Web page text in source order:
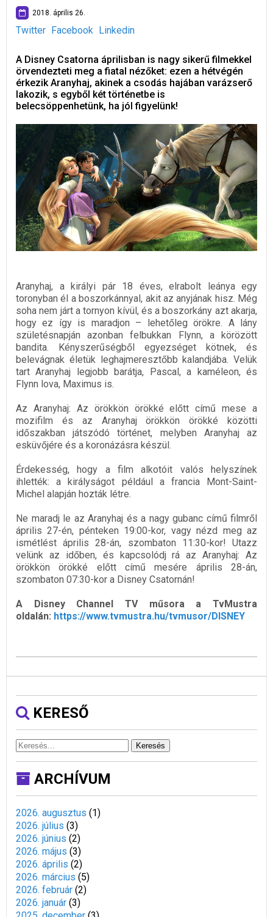
2018. április 26.
Twitter Facebook Linkedin
A Disney Csatorna áprilisban is nagy sikerű filmekkel
örvendezteti meg a fiatal nézőket: ezen a hétvégén
érkezik Aranyhaj, akinek a csodás hajában varázserő
lakozik, s egyből két történetbe is
belecsöppenhetünk, ha jól figyelünk!
Aranyhaj, a királyi pár 18 éves, elrabolt leánya egy
toronyban él a boszorkánnyal, akit az anyjának hisz. Még
soha nem járt a tornyon kívül, és a boszorkány azt akarja,
hogy ez így is maradjon – lehetőleg örökre. A lány
születésnapján azonban felbukkan Flynn, a körözött
bandita. Kényszerűségből egyezséget kötnek, és
belevágnak életük leghajmeresztőbb kalandjába. Velük
tart Aranyhaj legjobb barátja, Pascal, a kaméleon, és
Flynn lova, Maximus is.
Az Aranyhaj: Az örökkön örökké előtt című mese a
mozifilm és az Aranyhaj örökkön örökké közötti
időszakban játszódó történet, melyben Aranyhaj az
esküvőjére és a koronázásra készül.
Érdekesség, hogy a film alkotóit valós helyszínek
ihlették: a királyságot például a francia Mont-Saint-
Michel alapján hozták létre.
Ne maradj le az Aranyhaj és a nagy gubanc című filmről
április 27-én, pénteken 19:00-kor, vagy nézd meg az
ismétlést április 28-án, szombaton 11:30-kor! Utazz
velünk az időben, és kapcsolódj rá az Aranyhaj: Az
örökkön örökké előtt című mesére április 28-án,
szombaton 07:30-kor a Disney Csatornán!
A Disney Channel TV műsora a TvMustra
oldalán: https://www.tvmustra.hu/tvmusor/DISNEY
KERESŐ
Keresés
ARCHÍVUM
2026. augusztus (1)
2026. július (3)
2026. június (2)
2026. május (3)
2026. április (2)
2026. március (5)
2026. február (2)
2026. január (3)